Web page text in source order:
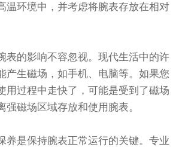
温环境中，并考虑将腕表存放在相对
的影响不容忽视。现代生活中的许
产生磁场，如手机、电脑等。如果您
用过程中走快了，可能是受到了磁场
强磁场区域存放和使用腕表。
是保持腕表正常运行的关键。专业